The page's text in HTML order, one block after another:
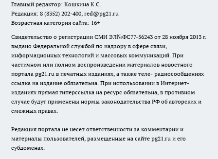
Главный редактор: Кошкина К.С.
Редакция: 8 (8352) 202-400, red@pg21.ru
Возрастная категория сайта: 16+
Свидетельство о регистрации СМИ ЭЛ№ФС77-56243 от 28 ноября 2013 г.
выдано Федеральной службой по надзору в сфере связи,
информационных технологий и массовых коммуникаций. При
частичном или полном воспроизведении материалов новостного
портала pg21.ru в печатных изданиях, а также теле- радиосообщениях
ссылка на издание обязательна. При использовании в Интернет-
изданиях прямая гиперссылка на ресурс обязательна, в противном
случае будут применены нормы законодательства РФ об авторских и
смежных правах.
Редакция портала не несет ответственности за комментарии и
материалы пользователей, размещенные на сайте pg21.ru и его
субдоменах.